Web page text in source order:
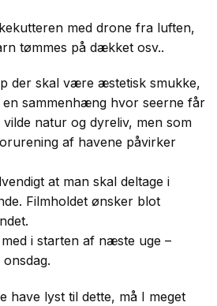
med drone fra luften,
tømmes på dækket osv..
der skal være æstetisk smukke,
en sammenhæng hvor seerne får
natur og dyreliv, men som
af havene påvirker
at man skal deltage i
Filmholdet ønsker blot
i starten af næste uge –
have lyst til dette, må I meget